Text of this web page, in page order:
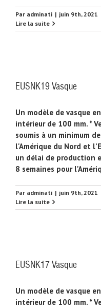
Par adminati | juin 9th, 2021
Lire la suite
EUSNK19 Vasque
Un modèle de vasque
intérieur de 100 mm. *
soumis à un minimum
l'Amérique du Nord et
un délai de production
8 semaines pour
Par adminati | juin 9th, 2021
Lire la suite
EUSNK17 Vasque
Un modèle de vasque
intérieur de 100 mm. *